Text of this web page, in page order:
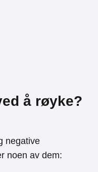
å røyke?
negative
noen av dem: